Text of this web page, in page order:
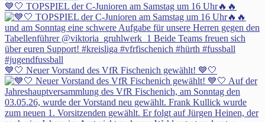
💙🤍 TOPSPIEL der C-Junioren am Samstag um 16 Uhr🔥🔥
💙🤍 Neuer Vorstand des VfR Fischenich gewählt! 💙🤍